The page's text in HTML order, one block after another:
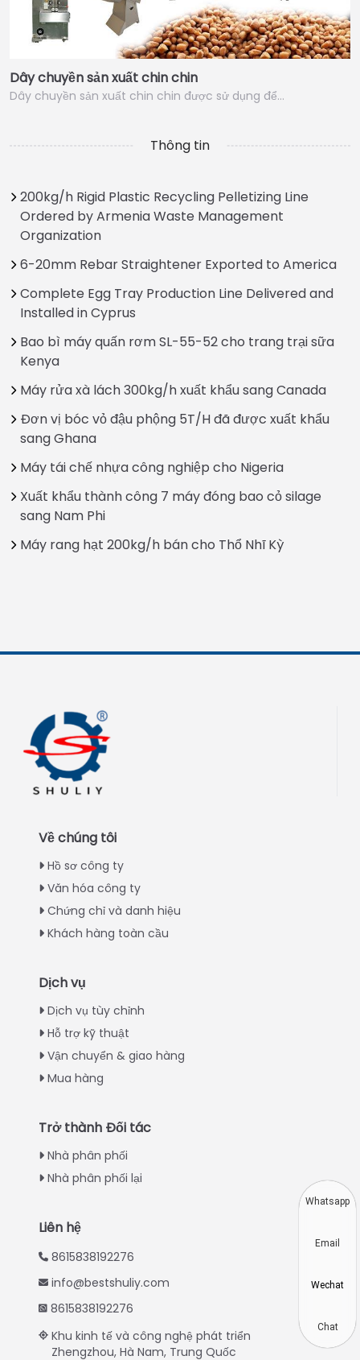
Dây chuyền sản xuất chin chin
Dây chuyền sản xuất chin chin được sử dụng để…
Thông tin
200kg/h Rigid Plastic Recycling Pelletizing Line
Ordered by Armenia Waste Management
Organization
6-20mm Rebar Straightener Exported to America
Complete Egg Tray Production Line Delivered and
Installed in Cyprus
Bao bì máy quấn rơm SL-55-52 cho trang trại sữa
Kenya
Máy rửa xà lách 300kg/h xuất khẩu sang Canada
Đơn vị bóc vỏ đậu phộng 5T/H đã được xuất khẩu
sang Ghana
Máy tái chế nhựa công nghiệp cho Nigeria
Xuất khẩu thành công 7 máy đóng bao cỏ silage
sang Nam Phi
Máy rang hạt 200kg/h bán cho Thổ Nhĩ Kỳ
Về chúng tôi
Hồ sơ công ty
Văn hóa công ty
Chứng chỉ và danh hiệu
Khách hàng toàn cầu
Dịch vụ
Dịch vụ tùy chỉnh
Hỗ trợ kỹ thuật
Vận chuyển & giao hàng
Mua hàng
Trở thành Đối tác
Nhà phân phối
Nhà phân phối lại
Liên hệ
8615838192276
info@bestshuliy.com
8615838192276
Khu kinh tế và công nghệ phát triển
Zhengzhou, Hà Nam, Trung Quốc
Portuguese
Spanish
Korean
Swahili
Urdu
Greek
Italian
Whatsapp
Email
Wechat
Chat